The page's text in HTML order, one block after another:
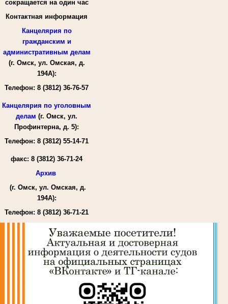
сокращается на один час
Контактная информация
Канцелярия по
гражданским и
административным делам
(г. Омск, ул. Омская, д.
194А):
Телефон: 8 (3812) 36-76-57
Канцелярия по уголовным
делам (г. Омск, ул.
Профинтерна, д. 5):
Телефон: 8 (3812) 55-14-71
факс: 8 (3812) 36-71-24
Архив
(г. Омск, ул. Омская, д.
194А):
Телефон: 8 (3812) 36-71-21